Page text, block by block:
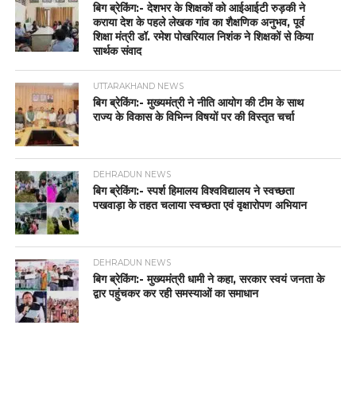
बिग ब्रेकिंग:- देशभर के शिक्षकों को आईआईटी रुड़की ने
कराया देश के पहले लेखक गांव का शैक्षणिक अनुभव, पूर्व
शिक्षा मंत्री डॉ. रमेश पोखरियाल निशंक ने शिक्षकों से किया
सार्थक संवाद
UTTARAKHAND NEWS
बिग ब्रेकिंग:- मुख्यमंत्री ने नीति आयोग की टीम के साथ
राज्य के विकास के विभिन्न विषयों पर की विस्तृत चर्चा
DEHRADUN NEWS
बिग ब्रेकिंग:- स्पर्श हिमालय विश्वविद्यालय ने स्वच्छता
पखवाड़ा के तहत चलाया स्वच्छता एवं वृक्षारोपण अभियान
DEHRADUN NEWS
बिग ब्रेकिंग:- मुख्यमंत्री धामी ने कहा, सरकार स्वयं जनता के
द्वार पहुंचकर कर रही समस्याओं का समाधान